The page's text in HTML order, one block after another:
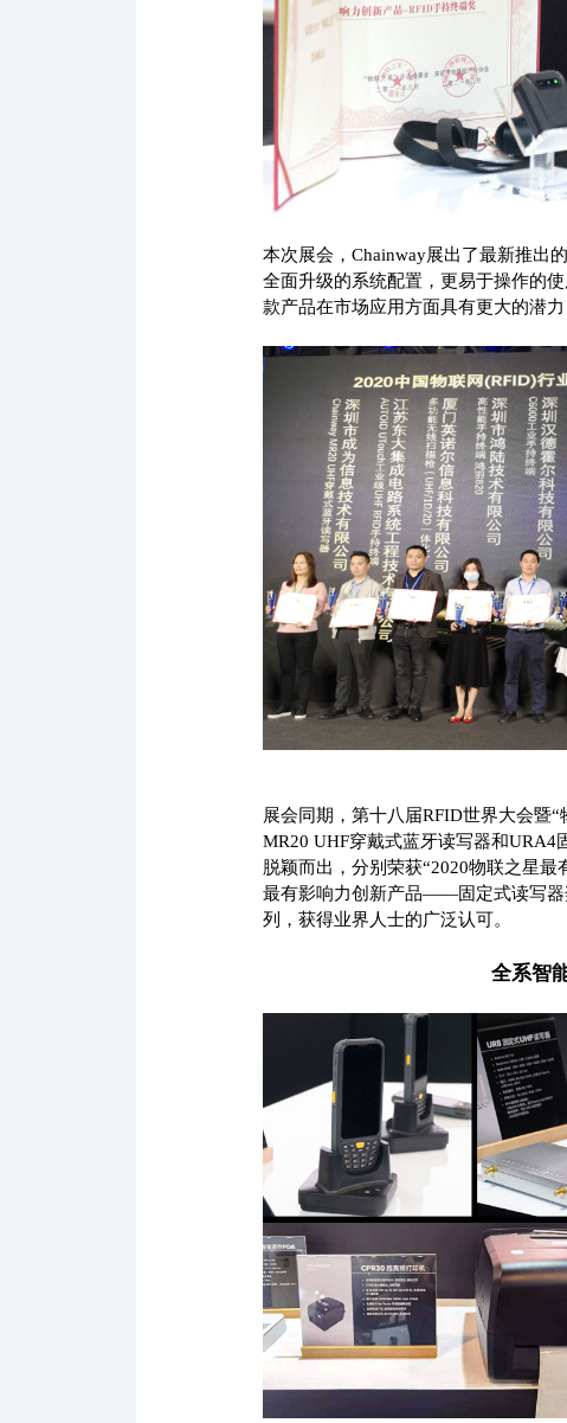
本次展会，Chainway展出了最新推出
全面升级的系统配置，更易于操作的
款产品在市场应用方面具有更大的潜
展会同期，第十八届RFID世界大会暨
MR20 UHF穿戴式蓝牙读写器和URA4
脱颖而出，分别荣获“2020物联之星
最有影响力创新产品——固定式读写器
列，获得业界人士的广泛认可。
全系智